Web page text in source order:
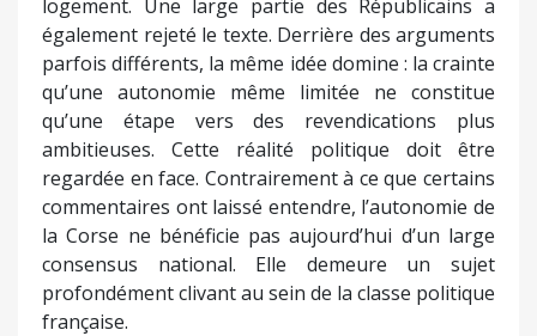
logement. Une large partie des Républicains a
également rejeté le texte. Derrière des arguments
parfois différents, la même idée domine : la crainte
qu’une autonomie même limitée ne constitue
qu’une étape vers des revendications plus
ambitieuses. Cette réalité politique doit être
regardée en face. Contrairement à ce que certains
commentaires ont laissé entendre, l’autonomie de
la Corse ne bénéficie pas aujourd’hui d’un large
consensus national. Elle demeure un sujet
profondément clivant au sein de la classe politique
française.